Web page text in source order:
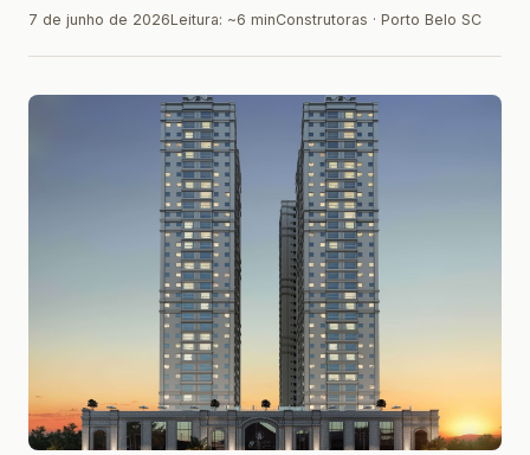
7 de junho de 2026Leitura: ~6 minConstrutoras · Porto Belo SC